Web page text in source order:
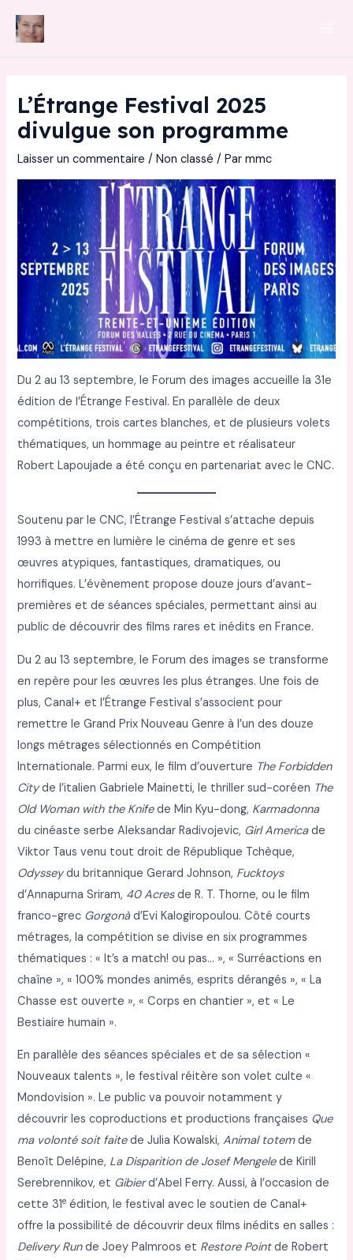
L’Étrange Festival 2025
divulgue son programme
Laisser un commentaire /Non classé / Parmmc
Du 2 au 13 septembre, le Forum des images accueille la 31e
édition de l’Étrange Festival. En parallèle de deux
compétitions, trois cartes blanches, et de plusieurs volets
thématiques, un hommage au peintre et réalisateur
Robert Lapoujade a été conçu en partenariat avec le CNC.
Soutenu par le CNC, l’Étrange Festival s’attache depuis
1993 à mettre en lumière le cinéma de genre et ses
œuvres atypiques, fantastiques, dramatiques, ou
horrifiques. L’évènement propose douze jours d’avant-
premières et de séances spéciales, permettant ainsi au
public de découvrir des films rares et inédits en France.
Du 2 au 13 septembre, le Forum des images se transforme
en repère pour les œuvres les plus étranges. Une fois de
plus, Canal+ et l’Étrange Festival s’associent pour
remettre le Grand Prix Nouveau Genre à l’un des douze
longs métrages sélectionnés en Compétition
Internationale. Parmi eux, le film d’ouverture The Forbidden
Cityde l’italien Gabriele Mainetti, le thriller sud-coréen The
Old Woman with the Knifede Min Kyu-dong, Karmadonna
du cinéaste serbe Aleksandar Radivojevic, Girl Americade
Viktor Taus venu tout droit de République Tchèque,
Odysseydu britannique Gerard Johnson, Fucktoys
d’Annapurna Sriram, 40 Acresde R. T. Thorne, ou le film
franco-grec Gorgonàd’Evi Kalogiropoulou. Côté courts
métrages, la compétition se divise en six programmes
thématiques : « It’s a match! ou pas… », « Surréactions en
chaîne », « 100% mondes animés, esprits dérangés », « La
Chasse est ouverte », « Corps en chantier », et « Le
Bestiaire humain ».
En parallèle des séances spéciales et de sa sélection «
Nouveaux talents », le festival réitère son volet culte «
Mondovision ». Le public va pouvoir notamment y
découvrir les coproductions et productions françaises Que
ma volonté soit faitede Julia Kowalski,Animal totemde
Benoît Delépine, La Disparition de Josef Mengelede Kirill
Serebrennikov, et Gibierd’Abel Ferry. Aussi, à l’occasion de
cette 31e édition, le festival avec le soutien de Canal+
offre la possibilité de découvrir deux films inédits en salles :
Delivery Runde Joey Palmroos et Restore Pointde Robert